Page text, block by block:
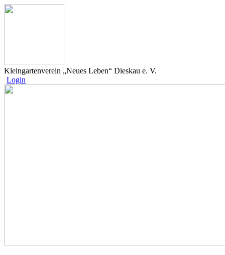
Kleingartenverein „Neues Leben“ Dieskau e. V.
Login